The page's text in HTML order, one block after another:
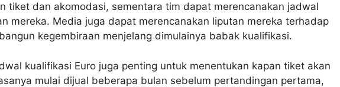
tiket dan akomodasi, sementara tim dapat merencanakan jadwal
mereka. Media juga dapat merencanakan liputan mereka terhadap
kegembiraan menjelang dimulainya babak kualifikasi.
kualifikasi Euro juga penting untuk menentukan kapan tiket akan
mulai dijual beberapa bulan sebelum pertandingan pertama,